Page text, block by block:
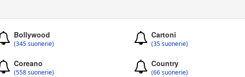
Bollywood
(345 suonerie)
Cartoni
(35 suonerie)
Coreano
(558 suonerie)
Country
(66 suonerie)